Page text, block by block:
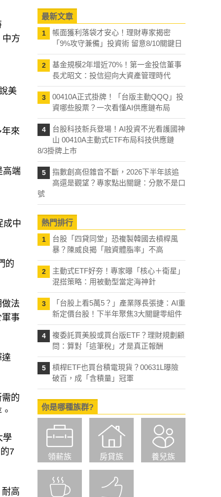
中方
美
年來
高端
成中
的
法
軍事
達
的
學
7
高
最新文章
1
帳面獲利落袋才安心！理財專家揭密
「9%攻守兼備」投資術 留意8/10關鍵日
2
基金規模2年增近70%！第一金投信董事
長尤昭文：投信迎向大資產管理時代
3
00410A正式掛牌！「台版主動QQQ」投
資哪些股票？一次看懂AI供應鏈布局
4
台股科技新兵登場！AI投資不光看護國神
山 00410A主動式ETF布局科技供應鏈
8/3掛牌上市
5
指數創高但雜音不斷，2026下半年該追
高還是觀望？專家點出關鍵：分散不是口
號
熱門排行
1
台股「四貸同堂」恐複製韓國去槓桿風
暴？陳威良揭「融資體脂率」不高
2
主動式ETF好夯！專家曝「核心＋衛星」
混搭策略：用被動型當定海神針
3
「台股上看5萬5？」產業隊長張捷：AI重
新定價台股！下半年聚焦3大關鍵零組件
4
複委託買美股或買台版ETF？理財規劃顧
問：算對「這筆稅」才是真正報酬
5
槓桿ETF也買台積電現貨？00631L曝險
破百，成「含積量」冠軍
你是哪種族群?
領薪族 房貸族 養兒族